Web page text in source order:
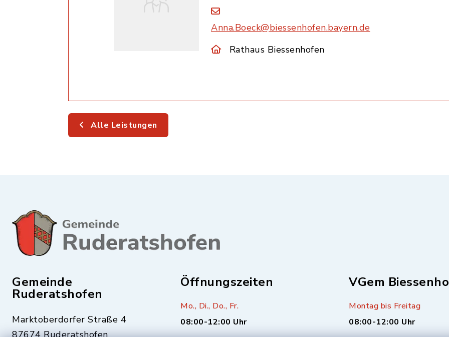
Anna.Boeck@biessenhofen.bayern.de
Rathaus Biessenhofen
Alle Leistungen
Gemeinde
Ruderatshofen
Marktoberdorfer Straße 4
87674 Ruderatshofen
Öffnungszeiten
Mo., Di., Do., Fr.
08:00-12:00 Uhr
VGem
Montag bis Freitag
08:00-12:00 Uhr